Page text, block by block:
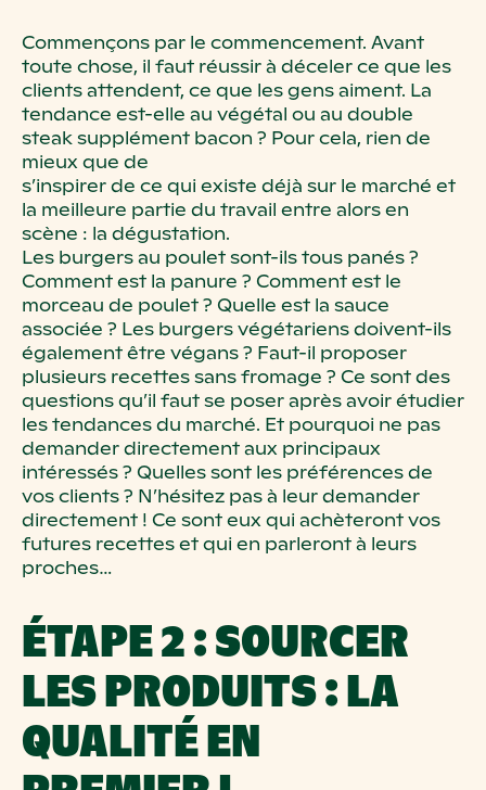
Commençons par le commencement. Avant
toute chose, il faut réussir à décelerce que les
clients attendent, ce que les gens aiment. La
tendance est-elle au végétal ou au double
steak supplément bacon ? Pour cela, rien de
mieux que de
s’inspirer de ce qui existe déjà sur le marché et
la meilleure partie du travail entre alors en
scène : la dégustation.
Les burgers au poulet sont-ils tous panés?
Comment est la panure ? Commentest le
morceau de poulet? Quelle est la sauce
associée ? Les burgers végétariensdoivent-ils
également être végans? Faut-il proposer
plusieurs recettes sansfromage ? Ce sont des
questions qu’il faut se poser après avoir étudier
lestendances du marché. Et pourquoi ne pas
demander directement aux principaux
intéressés? Quelles sont les préférences de
vos clients? N’hésitez pas à leurdemander
directement ! Ce sont eux qui achèteront vos
futures recettes et qui en parleront à leurs
proches…
ÉTAPE 2: SOURCER
LES PRODUITS: LA
QUALITÉ EN